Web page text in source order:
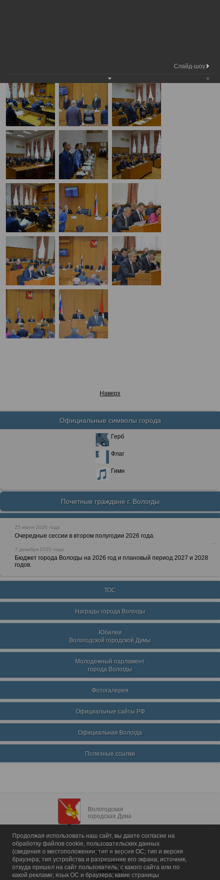
Наверх
Официальные символы города
Герб
Флаг
Гимн
Почетные граждане г. Вологды
25 июня 2026 года
Очередные сессии в втором полугодии 2026 года.
7 декабря 2025 года
Бюджет города Вологды на 2026 год и плановый период 2027 и 2028
годов.
ТОС
Награды города Вологды
Юбилеи
Вологодской городской Думы
Молодежный парламент
города Вологды
Фотогалерея
Официальные сайты РФ
Официальная Вологда
Полезные ссылки
Вологодская
городская Дума
Главная
Общие сведения
Депутаты
Комитеты
График приема
Продолжая использовать наш сайт, вы даете согласие на
обработку файлов cookie, пользовательских данных
(сведения о местоположении; тип и версия ОС; тип и версия
браузера; тип устройства и разрешение его экрана; источник,
откуда пришел на сайт пользователь; с какого сайта или по
какой рекламе; язык ОС и браузера; какие страницы
Слайд-шоу: